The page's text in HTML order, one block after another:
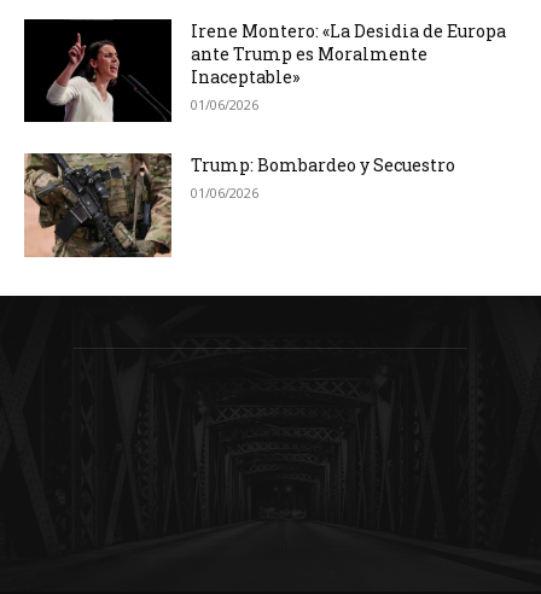
Irene Montero: «La Desidia de Europa
ante Trump es Moralmente
Inaceptable»
01/06/2026
Trump: Bombardeo y Secuestro
01/06/2026